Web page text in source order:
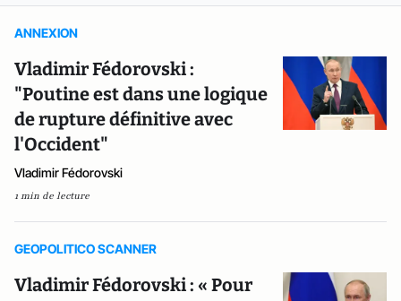
ANNEXION
Vladimir Fédorovski :
"Poutine est dans une logique
de rupture définitive avec
l'Occident"
Vladimir Fédorovski
1 min de lecture
GEOPOLITICO SCANNER
Vladimir Fédorovski : « Pour